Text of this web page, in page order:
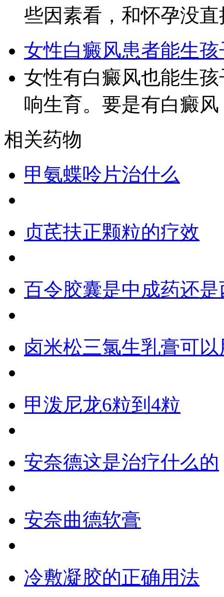
些因素看，和怀孕没
女性白癜风患者能生孩
女性有白癜风也能生
响生育。要是有白癜
相关药物
甲氨蝶呤片治什么
贞芪扶正颗粒的疗效
百令胶囊是中成药还是
卤米松三氯生乳膏可
甲泼尼龙6粒到4粒
安奈德这是治疗什么的
安奈曲德软膏
冷敷凝胶的正确用法